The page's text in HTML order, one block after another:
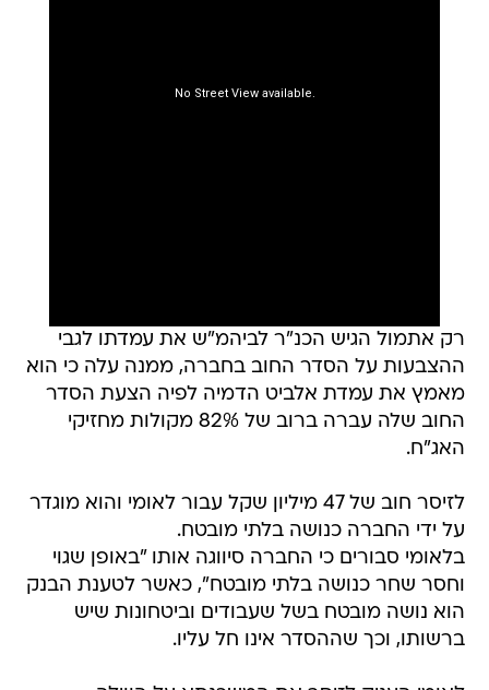
רק אתמול הגיש הכנ"ר לביהמ"ש את עמדתו לגבי
ההצבעות על הסדר החוב בחברה, ממנה עלה כי הוא
מאמץ את עמדת אלביט הדמיה לפיה הצעת הסדר
החוב שלה עברה ברוב של 82% מקולות מחזיקי
האג"ח.
לזיסר חוב של 47 מיליון שקל עבור לאומי והוא מוגדר
על ידי החברה כנושה בלתי מובטח.
בלאומי סבורים כי החברה סיווגה אותו "באופן שגוי
וחסר שחר כנושה בלתי מובטח", כאשר לטענת הבנק
הוא נושה מובטח בשל שעבודים וביטחונות שיש
ברשותו, וכך שההסדר אינו חל עליו.